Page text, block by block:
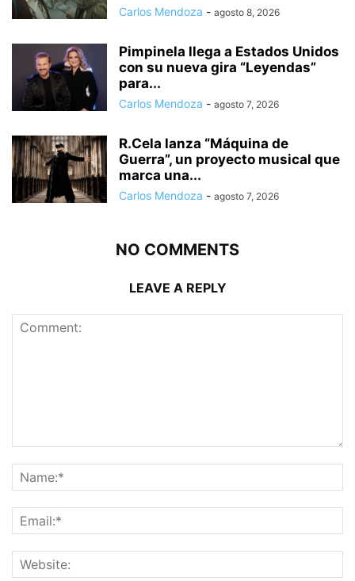
Carlos Mendoza - agosto 8, 2026
Pimpinela llega a Estados Unidos
con su nueva gira “Leyendas”
para...
Carlos Mendoza - agosto 7, 2026
R.Cela lanza “Máquina de
Guerra”, un proyecto musical que
marca una...
Carlos Mendoza - agosto 7, 2026
NO COMMENTS
LEAVE A REPLY